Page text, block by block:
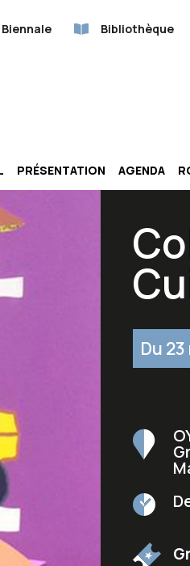
Biennale Bibliothèque
PRÉSENTATION AGENDA
Du